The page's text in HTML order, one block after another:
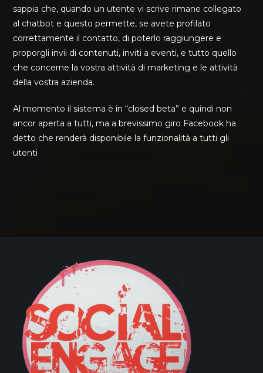
sappia che, quando un utente vi scrive rimane collegato
al chatbot e questo permette, se avete profilato
correttamente il contatto, di poterlo raggiungere e
proporgli invii di contenuti, inviti a eventi, e tutto quello
che concerne la vostra attività di marketing e le attività
della vostra azienda.
Al momento il sistema è in “closed beta” e quindi non
ancor aperta a tutti, ma a brevissimo giro Facebook ha
detto che renderà disponibile la funzionalità a tutti gli
utenti